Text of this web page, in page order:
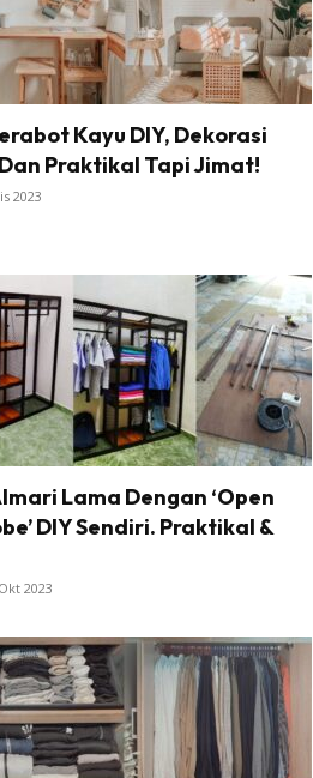
Kayu DIY, Dekorasi
Praktikal Tapi Jimat!
2023
Lama Dengan ‘Open
DIY Sendiri. Praktikal &
2023